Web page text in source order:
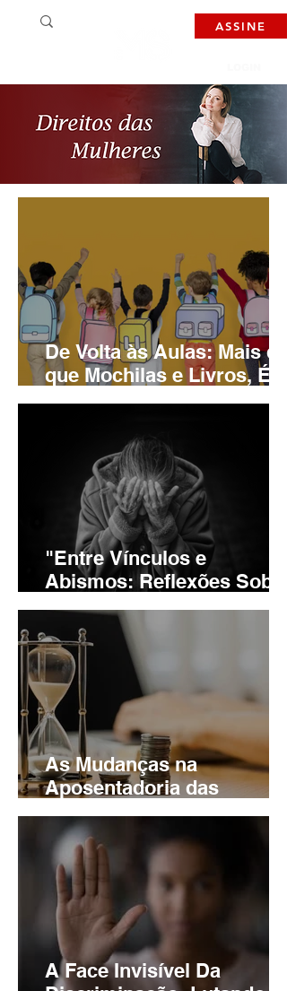
ASSINE
De Volta às Aulas: Mais do
que Mochilas e Livros, É
Hora de Ensinar Respeito
"Entre Vínculos e
Abismos: Reflexões Sobre
a Alienação
Parental/Familiar da
Pessoa Idosa"
As Mudanças na
Aposentadoria das
Mulheres em 2024: Um
Novo Capítulo de Desafios
e Oportunidades
A Face Invisível Da